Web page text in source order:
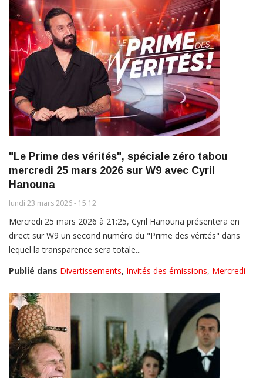
"Le Prime des vérités", spéciale zéro tabou
mercredi 25 mars 2026 sur W9 avec Cyril
Hanouna
lundi 23 mars 2026 - 15:12
Mercredi 25 mars 2026 à 21:25, Cyril Hanouna présentera en
direct sur W9 un second numéro du "Prime des vérités" dans
lequel la transparence sera totale...
Publié dans Divertissements, Invités des émissions, Mercredi